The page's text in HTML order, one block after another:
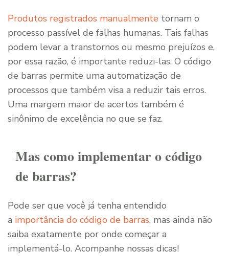
Produtos registrados manualmente tornam o
processo passível de falhas humanas. Tais falhas
podem levar a transtornos ou mesmo prejuízos e,
por essa razão, é importante reduzi-las. O código
de barras permite uma automatização de
processos que também visa a reduzir tais erros.
Uma margem maior de acertos também é
sinônimo de excelência no que se faz.
Mas como implementar o código
de barras?
Pode ser que você já tenha entendido
a importância do código de barras, mas ainda não
saiba exatamente por onde começar a
implementá-lo. Acompanhe nossas dicas!